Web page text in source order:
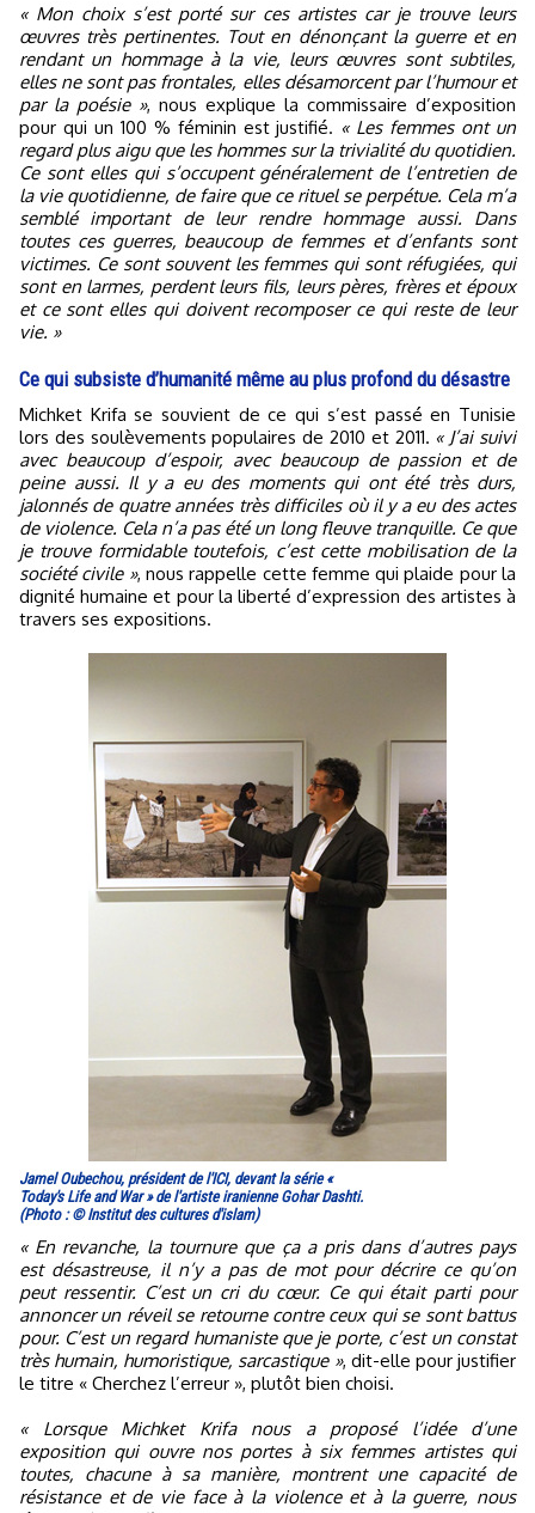
« Mon choix s’est porté sur ces artistes car je trouve leurs
œuvres très pertinentes. Tout en dénonçant la guerre et en
rendant un hommage à la vie, leurs œuvres sont subtiles,
elles ne sont pas frontales, elles désamorcent par l’humour et
par la poésie », nous explique la commissaire d’exposition
pour qui un 100 % féminin est justifié. « Les femmes ont un
regard plus aigu que les hommes sur la trivialité du quotidien.
Ce sont elles qui s’occupent généralement de l’entretien de
la vie quotidienne, de faire que ce rituel se perpétue. Cela m’a
semblé important de leur rendre hommage aussi. Dans
toutes ces guerres, beaucoup de femmes et d’enfants sont
victimes. Ce sont souvent les femmes qui sont réfugiées, qui
sont en larmes, perdent leurs fils, leurs pères, frères et époux
et ce sont elles qui doivent recomposer ce qui reste de leur
vie. »
Ce qui subsiste d’humanité même au plus profond du désastre
Michket Krifa se souvient de ce qui s’est passé en Tunisie
lors des soulèvements populaires de 2010 et 2011. « J’ai suivi
avec beaucoup d’espoir, avec beaucoup de passion et de
peine aussi. Il y a eu des moments qui ont été très durs,
jalonnés de quatre années très difficiles où il y a eu des actes
de violence. Cela n’a pas été un long fleuve tranquille. Ce que
je trouve formidable toutefois, c’est cette mobilisation de la
société civile », nous rappelle cette femme qui plaide pour la
dignité humaine et pour la liberté d’expression des artistes à
travers ses expositions.
Jamel Oubechou, président de l'ICI, devant la série «
Today's Life and War » de l'artiste iranienne Gohar Dashti.
(Photo : © Institut des cultures d'islam)
« En revanche, la tournure que ça a pris dans d’autres pays
est désastreuse, il n’y a pas de mot pour décrire ce qu’on
peut ressentir. C’est un cri du cœur. Ce qui était parti pour
annoncer un réveil se retourne contre ceux qui se sont battus
pour. C’est un regard humaniste que je porte, c’est un constat
très humain, humoristique, sarcastique », dit-elle pour justifier
le titre « Cherchez l’erreur », plutôt bien choisi.
« Lorsque Michket Krifa nous a proposé l’idée d’une
exposition qui ouvre nos portes à six femmes artistes qui
toutes, chacune à sa manière, montrent une capacité de
résistance et de vie face à la violence et à la guerre, nous